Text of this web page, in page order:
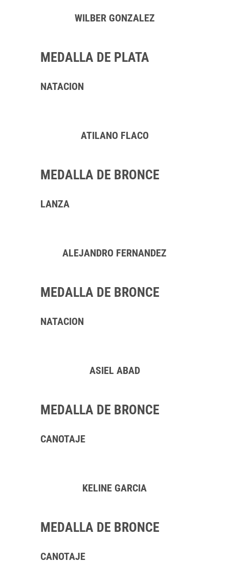
WILBER GONZALEZ
MEDALLA DE PLATA
NATACION
ATILANO FLACO
MEDALLA DE BRONCE
LANZA
ALEJANDRO FERNANDEZ
MEDALLA DE BRONCE
NATACION
ASIEL ABAD
MEDALLA DE BRONCE
CANOTAJE
KELINE GARCIA
MEDALLA DE BRONCE
CANOTAJE